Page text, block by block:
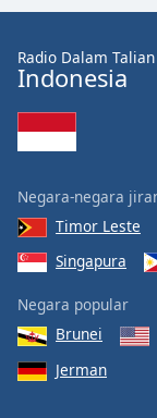
Radio Dalam Talian
Indonesia
Negara-negara
Timor Leste
Singapura
Negara popular
Brunei
Jerman